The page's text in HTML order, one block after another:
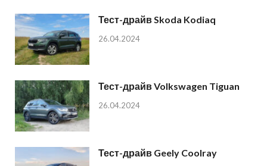
Тест-драйв Skoda Kodiaq
26.04.2024
Тест-драйв Volkswagen Tiguan
26.04.2024
Тест-драйв Geely Coolray